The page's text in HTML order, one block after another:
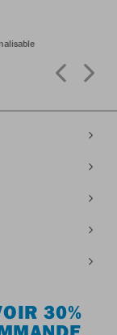
30%